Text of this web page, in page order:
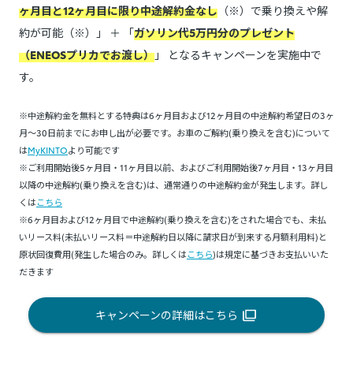
ヶ月目と12ヶ月目に限り中途解約金なし （※）で乗り換えや解
約が可能（※）」 ＋ 「ガソリン代5万円分のプレゼント
（ENEOSプリカでお渡し） 」 となるキャンペーンを実施中で
す。
※中途解約金を無料とする特典は6ヶ月目および12ヶ月目の中途解約希望日の3ヶ
月～30日前までにお申し出が必要です。お車のご解約(乗り換えを含む)について
はMyKINTOより可能です
※ご利用開始後5ヶ月目・11ヶ月目以前、およびご利用開始後7ヶ月目・13ヶ月目
以降の中途解約(乗り換えを含む)は、通常通りの中途解約金が発生します。詳し
くはこちら
※6ヶ月目および12ヶ月目で中途解約(乗り換えを含む)をされた場合でも、未払
いリース料(未払いリース料＝中途解約日以降に請求日が到来する月額利用料)と
原状回復費用(発生した場合のみ。詳しくはこちら)は規定に基づきお支払いいた
だきます
キャンペーンの詳細はこちら